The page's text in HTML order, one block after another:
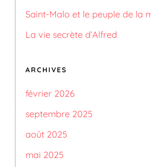
Saint-Malo et le peuple de la
La vie secrète d’Alfred
ARCHIVES
février 2026
septembre 2025
août 2025
mai 2025